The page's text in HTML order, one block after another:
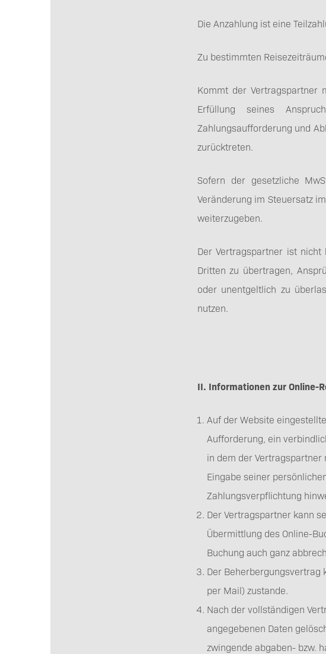
Die Anzahlung ist eine
Zu bestimmten
Kommt der Vertragspartner
Erfüllung seines
Zahlungsaufforderung und
zurücktreten.
Sofern der gesetzliche
Veränderung im Steuersatz
weiterzugeben.
Der Vertragspartner ist nicht
Dritten zu übertragen,
oder unentgeltlich zu
nutzen.
II. Informationen zur Online-
Auf der Website
Aufforderung, ein
in dem der Vertragspartner
Eingabe seiner
Zahlungsverpflichtung
Der Vertragspartner kann
Übermittlung des Online-
Buchung auch ganz
Der Beherbergungsvertrag
per Mail) zustande.
Nach der vollständigen
angegebenen Daten
zwingende abgaben- bzw.